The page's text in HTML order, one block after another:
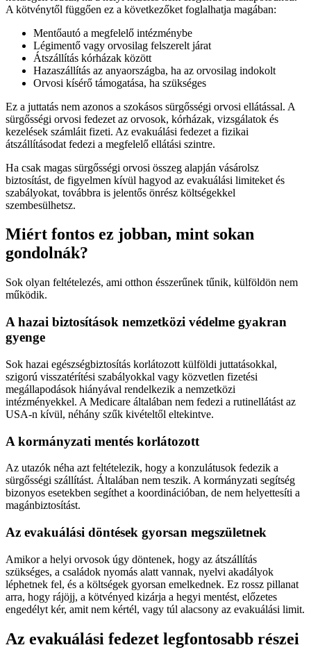
A kötvénytől függően ez a következőket foglalhatja magában:
Mentőautó a megfelelő intézménybe
Légimentő vagy orvosilag felszerelt járat
Átszállítás kórházak között
Hazaszállítás az anyaországba, ha az orvosilag indokolt
Orvosi kísérő támogatása, ha szükséges
Ez a juttatás nem azonos a szokásos sürgősségi orvosi ellátással. A
sürgősségi orvosi fedezet az orvosok, kórházak, vizsgálatok és
kezelések számláit fizeti. Az evakuálási fedezet a fizikai
átszállításodat fedezi a megfelelő ellátási szintre.
Ha csak magas sürgősségi orvosi összeg alapján vásárolsz
biztosítást, de figyelmen kívül hagyod az evakuálási limiteket és
szabályokat, továbbra is jelentős önrész költségekkel
szembesülhetsz.
Miért fontos ez jobban, mint sokan
gondolnák?
Sok olyan feltételezés, ami otthon ésszerűnek tűnik, külföldön nem
működik.
A hazai biztosítások nemzetközi védelme gyakran
gyenge
Sok hazai egészségbiztosítás korlátozott külföldi juttatásokkal,
szigorú visszatérítési szabályokkal vagy közvetlen fizetési
megállapodások hiányával rendelkezik a nemzetközi
intézményekkel. A Medicare általában nem fedezi a rutinellátást az
USA-n kívül, néhány szűk kivételtől eltekintve.
A kormányzati mentés korlátozott
Az utazók néha azt feltételezik, hogy a konzulátusok fedezik a
sürgősségi szállítást. Általában nem teszik. A kormányzati segítség
bizonyos esetekben segíthet a koordinációban, de nem helyettesíti a
magánbiztosítást.
Az evakuálási döntések gyorsan megszületnek
Amikor a helyi orvosok úgy döntenek, hogy az átszállítás
szükséges, a családok nyomás alatt vannak, nyelvi akadályok
léphetnek fel, és a költségek gyorsan emelkednek. Ez rossz pillanat
arra, hogy rájöjj, a kötvényed kizárja a hegyi mentést, előzetes
engedélyt kér, amit nem kértél, vagy túl alacsony az evakuálási limit.
Az evakuálási fedezet legfontosabb részei